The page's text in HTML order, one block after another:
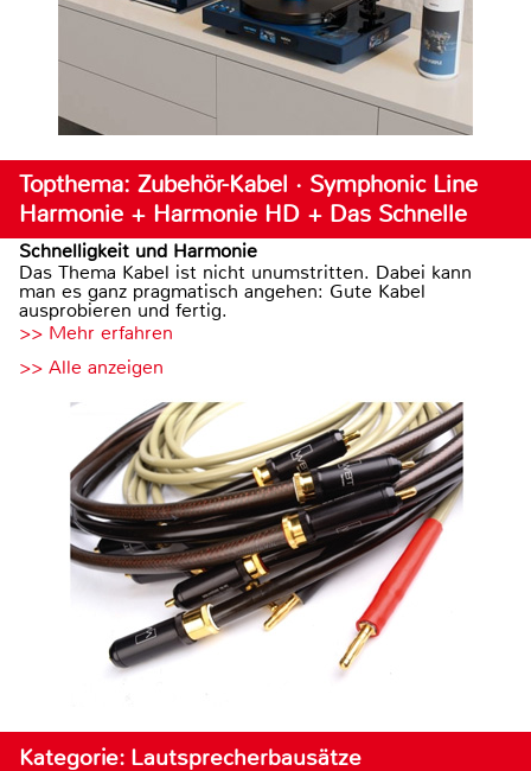
Topthema: Zubehör-Kabel · Symphonic Line
Harmonie + Harmonie HD + Das Schnelle
Schnelligkeit und Harmonie
Das Thema Kabel ist nicht unumstritten. Dabei kann
man es ganz pragmatisch angehen: Gute Kabel
ausprobieren und fertig.
>> Mehr erfahren
>> Alle anzeigen
Kategorie: Lautsprecherbausätze